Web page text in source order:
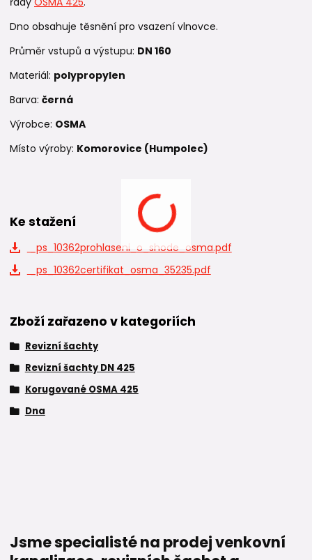
Dno obsahuje těsnění pro vsazení vlnovce.
Průměr vstupů a výstupu: DN 160
Materiál: polypropylen
Barva: černá
Výrobce: OSMA
Místo výroby: Komorovice (Humpolec)
Ke stažení
_ps_10362prohlaseni_o_shode_osma.pdf
_ps_10362certifikat_osma_35235.pdf
Zboží zařazeno v kategoriích
Revizní šachty
Revizní šachty DN 425
Korugované OSMA 425
Dna
Jsme specialisté na prodej venkovní